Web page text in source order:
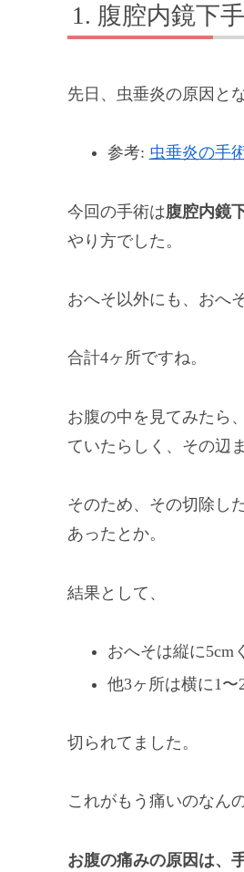
腹腔内鏡下
先日、虫垂炎の原因と
参考: 虫垂炎の手
今回の手術は腹腔内鏡
やり方でした。
おへそ以外にも、おへ
合計4ヶ所ですね。
お腹の中を見てみたら
ていたらしく、その辺
そのため、その切除し
あったとか。
結果として、
おへそは縦に5cm
他3ヶ所は横に1〜
切られてました。
これがもう痛いのなん
お腹の痛みの原因は、